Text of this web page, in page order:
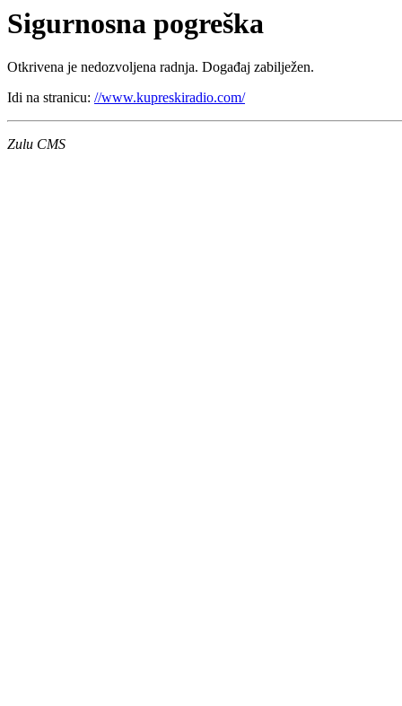
Sigurnosna pogreška
Otkrivena je nedozvoljena radnja. Događaj zabilježen.
Idi na stranicu: //www.kupreskiradio.com/
Zulu CMS